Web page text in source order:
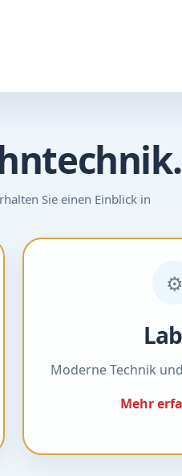
Sie einen Einblick in
⚙️
Moderne Technik
Mehr